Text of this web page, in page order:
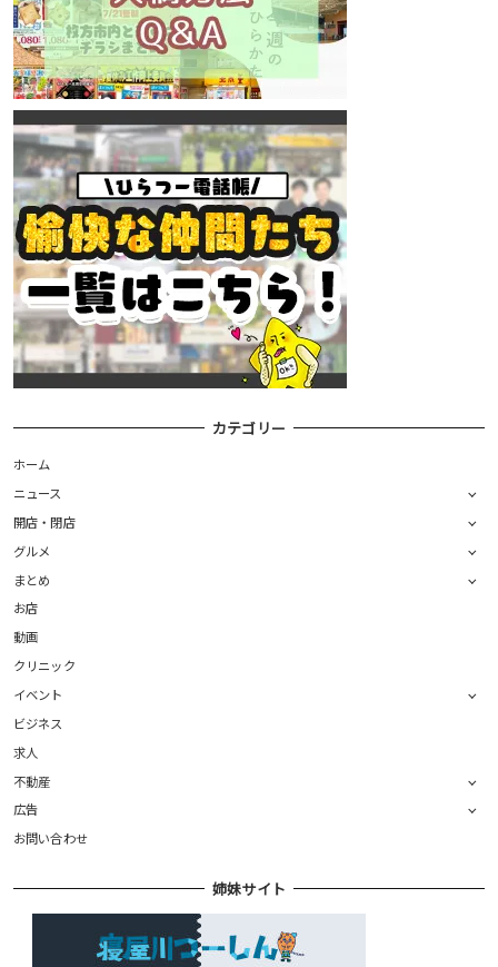
カテゴリー
ホーム
ニュース
開店・閉店
グルメ
まとめ
お店
動画
クリニック
イベント
ビジネス
求人
不動産
広告
お問い合わせ
姉妹サイト